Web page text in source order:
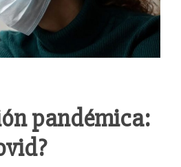
pandémica: